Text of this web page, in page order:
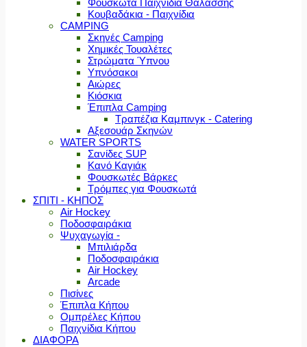
Φουσκωτά Παιχνίδια Θαλάσσης
Κουβαδάκια - Παιχνίδια
CAMPING
Σκηνές Camping
Χημικές Τουαλέτες
Στρώματα Ύπνου
Υπνόσακοι
Αιώρες
Κιόσκια
Έπιπλα Camping
Τραπέζια Καμπινγκ - Catering
Αξεσουάρ Σκηνών
WATER SPORTS
Σανίδες SUP
Κανό Καγιάκ
Φουσκωτές Βάρκες
Τρόμπες για Φουσκωτά
ΣΠΙΤΙ - ΚΗΠΟΣ
Air Hockey
Ποδοσφαιράκια
Ψυχαγωγία -
Μπιλιάρδα
Ποδοσφαιράκια
Air Hockey
Arcade
Πισίνες
Έπιπλα Κήπου
Ομπρέλες Κήπου
Παιχνίδια Κήπου
ΔΙΑΦΟΡΑ